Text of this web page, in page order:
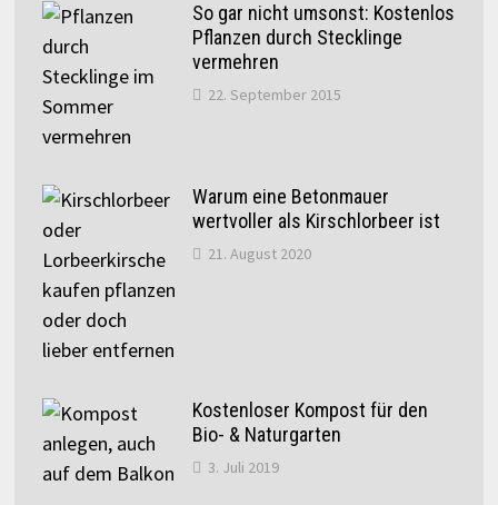
So gar nicht umsonst: Kostenlos
Pflanzen durch Stecklinge
vermehren
22. September 2015
Warum eine Betonmauer
wertvoller als Kirschlorbeer ist
21. August 2020
Kostenloser Kompost für den
Bio- & Naturgarten
3. Juli 2019